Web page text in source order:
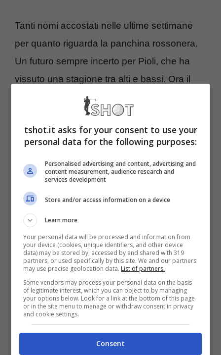
Tanti nomi accostati nelle ultime settimane
per quanto riguarda la panchina rossonera.
Un futuro sempre incerto per Pioli, che ha
vissuto una stagione tra alti e bassi. Ora il
Milan potrebbe arrivare fino in fondo in
Europa League con il sogno chiamato finale.
Ecco quello che ha svelato il presidente
Paolo Scaroni pochi minuti fa ai microfoni
di Sky Sport.
Milan, la verità su Pioli: la
verità del presidente
Scaroni
Tutto cambia in fretta nel mondo del calcio: è
arrivata la decisione su Pioli, ormai non ci
sono più dubbi per l’allenatore emiliano ad
un passo dall’addio.
tshot.it asks for your consent to use your
personal data for the following purposes:
Personalised advertising and content, advertising and
content measurement, audience research and
services development
Store and/or access information on a device
Learn more
Your personal data will be processed and information from
your device (cookies, unique identifiers, and other device
data) may be stored by, accessed by and shared with 319
partners, or used specifically by this site. We and our partners
may use precise geolocation data. List of partners.
Some vendors may process your personal data on the basis
of legitimate interest, which you can object to by managing
your options below. Look for a link at the bottom of this page
or in the site menu to manage or withdraw consent in privacy
and cookie settings.
Consent